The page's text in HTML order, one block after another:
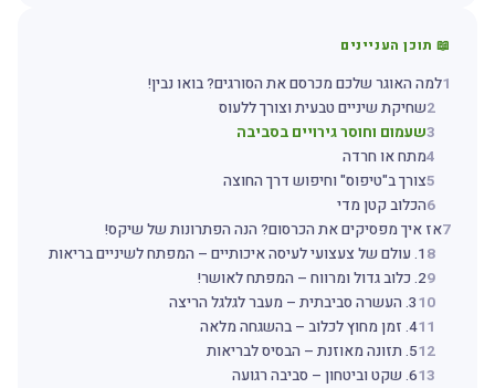
📖 תוכן העניינים
למה האוגר שלכם מכרסם את הסורגים? בואו נבין!
2שחיקת שיניים טבעית וצורך ללעוס
שעמום וחוסר גירויים בסביבה
מתח או חרדה
צורך ב"טיפוס" וחיפוש דרך החוצה
6הכלוב קטן מדי
7אז איך מפסיקים את הכרסום? הנה הפתרונות של שיקס!
81. עולם של צעצועי לעיסה איכותיים – המפתח לשיניים בריאות
92. כלוב גדול ומרווח – המפתח לאושר!
103. העשרה סביבתית – מעבר לגלגל הריצה
114. זמן מחוץ לכלוב – בהשגחה מלאה
125. תזונה מאוזנת – הבסיס לבריאות
136. שקט וביטחון – סביבה רגועה